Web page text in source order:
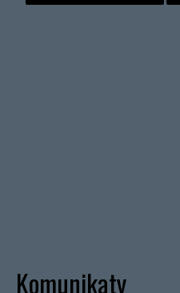
Komunikaty